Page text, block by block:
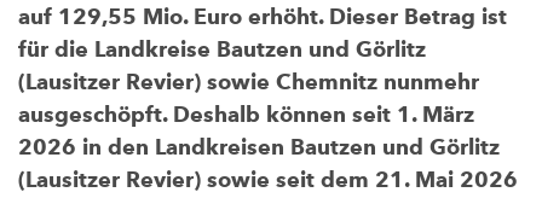
auf 129,55 Mio. Euro erhöht. Dieser Betrag ist
für die Landkreise Bautzen und Görlitz
(Lausitzer Revier) sowie Chemnitz nunmehr
ausgeschöpft. Deshalb können seit 1. März
2026 in den Landkreisen Bautzen und Görlitz
(Lausitzer Revier) sowie seit dem 21. Mai 2026